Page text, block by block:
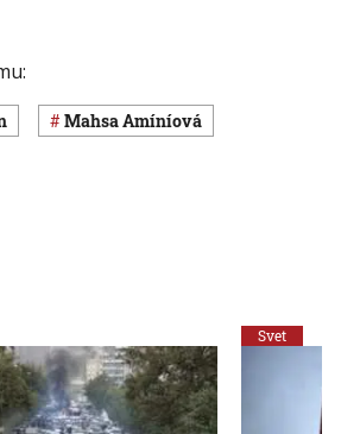
Mahsa Amíníová
Svet